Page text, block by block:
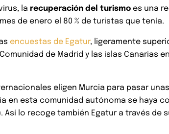
la recuperación del turismo es una
de enero el 80 % de turistas que tenía.
encuestas de Egatur, ligeramente
de Madrid y las islas Canarias
eligen Murcia para pasar
en esta comunidad autónoma se haya
Así lo recoge también Egatur a través de